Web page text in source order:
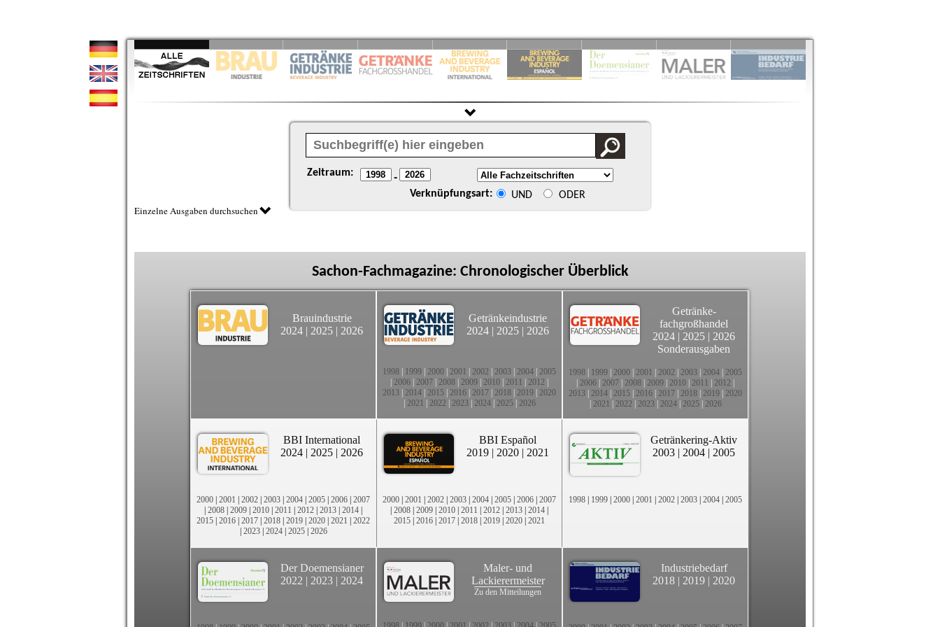
Zeitraum: -
Verknüpfungsart: UND ODER
Einzelne Ausgaben durchsuchen
Sachon-Fachmagazine: Chronologischer Überblick
Brauindustrie
2024 | 2025 | 2026
Getränkeindustrie
2024 | 2025 | 2026
1998 1999 2000 2001 2002 2003 2004 2005
2006 2007 2008 2009 2010 2011 2012
2013 2014 2015 2016 2017 2018 2019 2020
2021 2022 2023| 2024| 2025| 2026
Getränke-
fachgroßhandel
2024 | 2025 | 2026
Sonderausgaben
1998 1999 2000 2001 2002 2003 2004 2005
2006 2007 2008 2009 2010 2011 2012
2013 2014 2015 2016 2017 2018 2019 2020
2021 2022 2023| 2024| 2025| 2026
BBI International
2024 | 2025 | 2026
2000 | 2001 | 2002 | 2003 | 2004 | 2005 | 2006 | 2007
| 2008 | 2009 | 2010 | 2011 | 2012 | 2013 | 2014 |
2015 | 2016 | 2017 | 2018 | 2019 | 2020 | 2021 | 2022
| 2023| 2024| 2025| 2026
BBI Español
2019 | 2020 | 2021
2000 | 2001 | 2002 | 2003 | 2004 | 2005 | 2006 | 2007
| 2008 | 2009 | 2010 | 2011 | 2012 | 2013 | 2014 |
2015 | 2016 | 2017 | 2018 | 2019 | 2020 | 2021
Getränkering-Aktiv
2003 | 2004 | 2005
1998 | 1999 | 2000 | 2001 | 2002 | 2003 | 2004 | 2005
Der Doemensianer
2022 | 2023 | 2024
Maler- und
Lackierermeister
Zu den Mitteilungen
Industriebedarf
2018 | 2019 | 2020